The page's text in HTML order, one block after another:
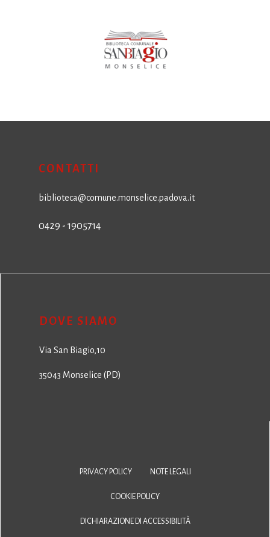
CONTATTI
biblioteca@comune.monselice.padova.it
0429 - 1905714
DOVE SIAMO
Via San Biagio,10
35043 Monselice (PD)
PRIVACY POLICY NOTE LEGALI
COOKIE POLICY
DICHIARAZIONE DI ACCESSIBILITÀ